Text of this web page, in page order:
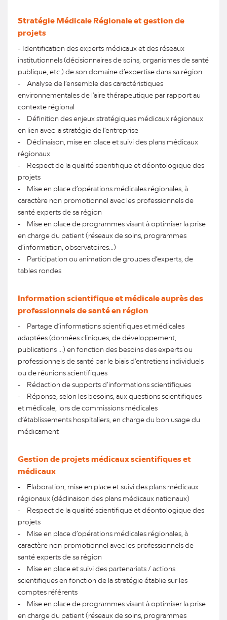
Stratégie Médicale Régionale et gestion de
projets
- Identification des experts médicaux et des réseaux
institutionnels (décisionnaires de soins, organismes de santé
publique, etc.) de son domaine d’expertise dans sa région
- Analyse de l’ensemble des caractéristiques
environnementales de l’aire thérapeutique par rapport au
contexte régional
- Définition des enjeux stratégiques médicaux régionaux
en lien avec la stratégie de l’entreprise
- Déclinaison, mise en place et suivi des plans médicaux
régionaux
- Respect de la qualité scientifique et déontologique des
projets
- Mise en place d’opérations médicales régionales, à
caractère non promotionnel avec les professionnels de
santé experts de sa région
- Mise en place de programmes visant à optimiser la prise
en charge du patient (réseaux de soins, programmes
d’information, observatoires...)
- Participation ou animation de groupes d’experts, de
tables rondes
Information scientifique et médicale auprès des
professionnels de santé en région
- Partage d’informations scientifiques et médicales
adaptées (données cliniques, de développement,
publications ...) en fonction des besoins des experts ou
professionnels de santé par le biais d’entretiens individuels
ou de réunions scientifiques
- Rédaction de supports d’informations scientifiques
- Réponse, selon les besoins, aux questions scientifiques
et médicale, lors de commissions médicales
d’établissements hospitaliers, en charge du bon usage du
médicament
Gestion de projets médicaux scientifiques et
médicaux
- Elaboration, mise en place et suivi des plans médicaux
régionaux (déclinaison des plans médicaux nationaux)
- Respect de la qualité scientifique et déontologique des
projets
- Mise en place d’opérations médicales régionales, à
caractère non promotionnel avec les professionnels de
santé experts de sa région
- Mise en place et suivi des partenariats / actions
scientifiques en fonction de la stratégie établie sur les
comptes référents
- Mise en place de programmes visant à optimiser la prise
en charge du patient (réseaux de soins, programmes